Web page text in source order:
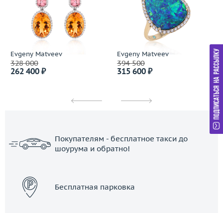
Evgeny Matveev
328 000
262 400 ₽
Evgeny Matveev
394 500
315 600 ₽
Покупателям - бесплатное такси до
шоурума и обратно!
Бесплатная парковка